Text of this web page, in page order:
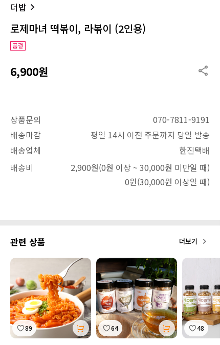
더밥
로제마녀 떡볶이, 라볶이 (2인용)
6,900원
상품문의
070-7811-9191
배송마감
평일 14시 이전 주문까지 당일 발송
배송업체
한진택배
배송비
2,900원(0원 이상 ~ 30,000원 미만일 때)
0원(30,000원 이상일 때)
관련 상품 더보기
89 64 48